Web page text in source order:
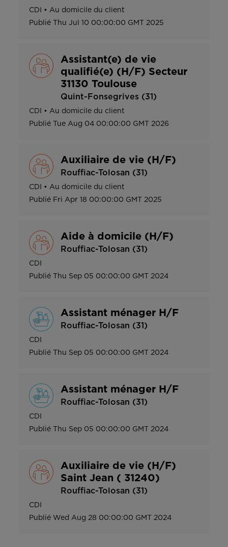
CDI • Au domicile du client
Publié Thu Jul 10 00:00:00 GMT 2025
Assistant(e) de vie
qualifié(e) (H/F) Secteur
31130 Toulouse
Quint-Fonsegrives (31)
CDI • Au domicile du client
Publié Tue Aug 04 00:00:00 GMT 2026
Auxiliaire de vie (H/F)
Rouffiac-Tolosan (31)
CDI • Au domicile du client
Publié Fri Apr 18 00:00:00 GMT 2025
Aide à domicile (H/F)
Rouffiac-Tolosan (31)
CDI
Publié
Thu Sep 05 00:00:00 GMT 2024
Assistant ménager H/F
Rouffiac-Tolosan (31)
CDI
Publié
Thu Sep 05 00:00:00 GMT 2024
Assistant ménager H/F
Rouffiac-Tolosan (31)
CDI
Publié
Thu Sep 05 00:00:00 GMT 2024
Auxiliaire de vie (H/F)
Saint Jean ( 31240)
Rouffiac-Tolosan (31)
CDI
Publié Wed Aug 28 00:00:00 GMT 2024